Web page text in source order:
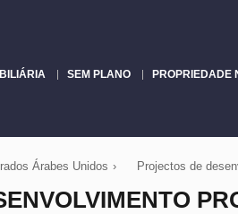
SEM PLANO PROPRIEDADE
Árabes Unidos › Projectos de